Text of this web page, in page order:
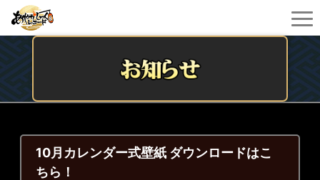
10月カレンダー式壁紙 ダウンロードはこ
ちら！